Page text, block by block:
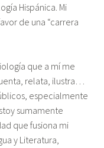
Hispánica. Mi
de una “carrera
que a mí me
relata, ilustra…
especialmente
sumamente
que fusiona mi
y Literatura,